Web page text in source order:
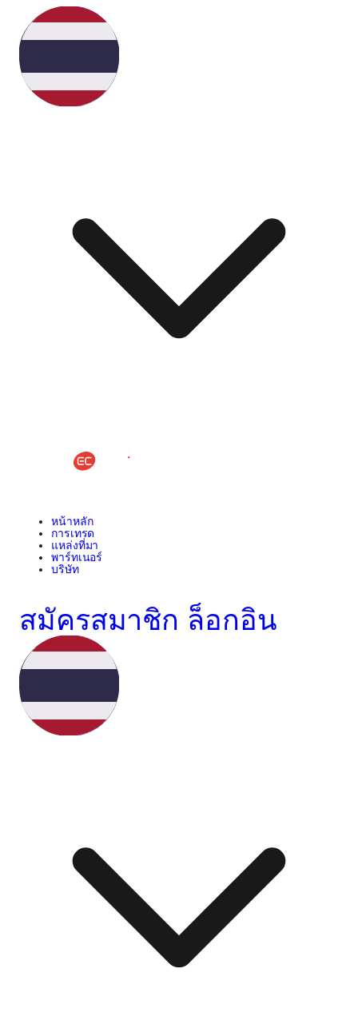
หน้าหลัก
การเทรด
แหล่งที่มา
พาร์ทเนอร์
บริษัท
สมัครสมาชิก ล็อกอิน